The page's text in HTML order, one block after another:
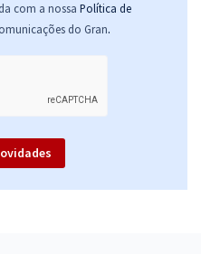
com a nossa Política de
do Gran.